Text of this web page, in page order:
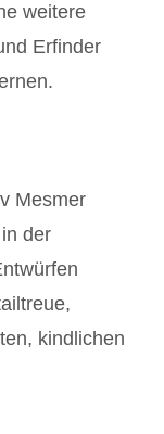
weitere
Erfinder
Mesmer
der
kindlichen